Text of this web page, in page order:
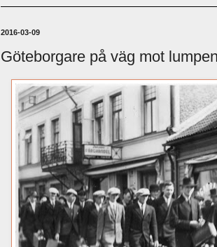
2016-03-09
Göteborgare på väg mot